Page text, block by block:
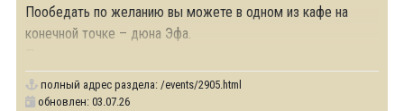
Пообедать по желанию вы можете в одном из кафе на
конечной точке – дюна Эфа.
полный адрес раздела: /events/2905.html
обновлен: 03.07.26